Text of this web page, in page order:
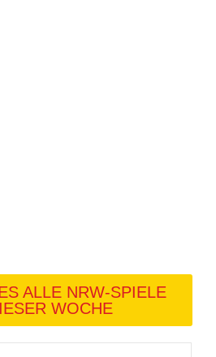
ALLE NRW-SPIELE
WOCHE